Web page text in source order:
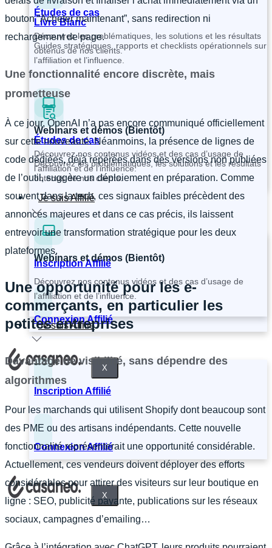
Études de cas
Découvrez les problématiques, les solutions et les résultats
obtenus de nos clients.
Webinars et démos (Bientôt)
Découvrez nos contenus vidéos et des cas d’usage de
l’affiliation et de l’influence.
Je suis Affilié
Inscription Affilié
Connexion Affilié
X
Livre Blanc
Guides stratégiques, rapports et checklists opérationnels sur
l’affiliation et l’influence.
Études de cas
Découvrez les problématiques, les solutions et les résultats
obtenus de nos clients.
Webinars et démos (Bientôt)
Découvrez nos contenus vidéos et des cas d’usage de
l’affiliation et de l’influence.
Je suis Affilié
Inscription Affilié
Connexion Affilié
X
bouton “Acheter maintenant”, sans redirection ni
rechargement de page.
Une fonctionnalité encore discrète, mais
prometteuse
À ce jour, OpenAI n’a pas encore communiqué officiellement
sur cette nouveauté. Néanmoins, la présence de lignes de
code dédiées, déjà repérées dans des versions non publiées
de l’outil, suggère un déploiement en préparation. Comme
souvent dans la tech, ces signaux faibles précèdent des
annonces majeures et dans ce cas précis, ils laissent
entrevoir une transformation stratégique pour les deux
plateformes.
Une opportunité pour les e-
commerçants, en particulier les
petites entreprises
Davantage de visibilité, sans dépendre des
algorithmes
Pour les marchands qui utilisent Shopify dont beaucoup sont
des PME ou des artisans indépendants. Cette nouvelle
fonctionnalité représenterait une opportunité considérable.
Actuellement, ces vendeurs doivent déployer des efforts
considérables pour attirer des visiteurs sur leur boutique en
ligne : SEO, publicité payante, publications sur les réseaux
sociaux, campagnes d’emailing…